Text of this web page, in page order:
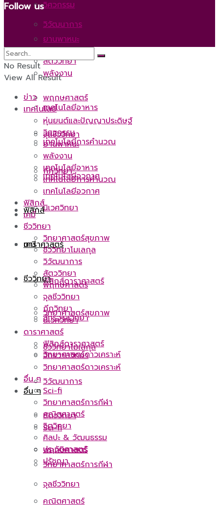
วิวัฒนาการ
สัตววิทยา
พฤกษศาสตร์
จุลชีววิทยา
กีฏวิทยา
นิเวศวิทยา
ดาราศาสตร์
ฟิสิกส์ดาราศาสตร์
จักรวาลวิทยา
วิทยาศาสตร์ดาวเคราะห์
อื่น ๆ
Sci-fi
วิทยาศาสตร์การกีฬา
คณิตศาสตร์
วิศวกรรม
ยานพาหนะ
พลังงาน
เทคโนโลยีอาหาร
เทคโนโลยีการคำนวณ
เทคโนโลยีอวกาศ
ฟิสิกส์
เคมี
ชีววิทยา
วิทยาศาสตร์สุขภาพ
ชีววิทยาโมเลกุล
วิวัฒนาการ
สัตววิทยา
พฤกษศาสตร์
จุลชีววิทยา
Follow us
No Result
View All Result
ข่าว
เทคโนโลยี
หุ่นยนต์และปัญญาประดิษฐ์
วิศวกรรม
ยานพาหนะ
พลังงาน
เทคโนโลยีอาหาร
เทคโนโลยีการคำนวณ
เทคโนโลยีอวกาศ
ฟิสิกส์
เคมี
ชีววิทยา
วิทยาศาสตร์สุขภาพ
ชีววิทยาโมเลกุล
วิวัฒนาการ
สัตววิทยา
พฤกษศาสตร์
จุลชีววิทยา
กีฏวิทยา
นิเวศวิทยา
ดาราศาสตร์
ฟิสิกส์ดาราศาสตร์
จักรวาลวิทยา
วิทยาศาสตร์ดาวเคราะห์
อื่น ๆ
Sci-fi
วิทยาศาสตร์การกีฬา
คณิตศาสตร์
จิตวิทยา
ศิลปะ & วัฒนธรรม
ประวัติศาสตร์
ปรัชญา